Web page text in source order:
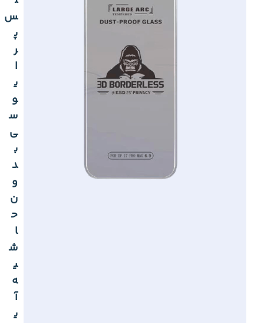
س
پ
ر
ا
ی
و
س
ی
ب
د
و
ن
ح
ا
ش
ی
ه
آ
ی